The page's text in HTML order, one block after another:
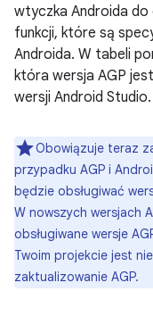
wtyczka Androida do
funkcji, które są
Androida. W tabeli
która wersja AGP
wersji Android Studio.
Obowiązuje teraz
przypadku AGP i
będzie obsługiwać
W nowszych wersjach
obsługiwane wersje
Twoim projekcie jest
zaktualizowanie AGP.